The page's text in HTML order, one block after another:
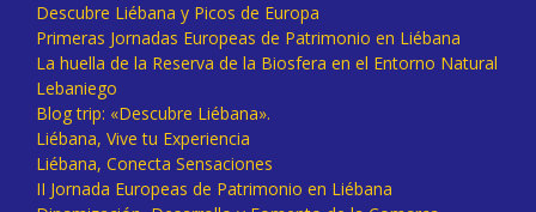
Descubre Liébana y Picos de Europa
Primeras Jornadas Europeas de Patrimonio en Liébana
La huella de la Reserva de la Biosfera en el Entorno Natural
Lebaniego
Blog trip: «Descubre Liébana».
Liébana, Vive tu Experiencia
Liébana, Conecta Sensaciones
II Jornada Europeas de Patrimonio en Liébana